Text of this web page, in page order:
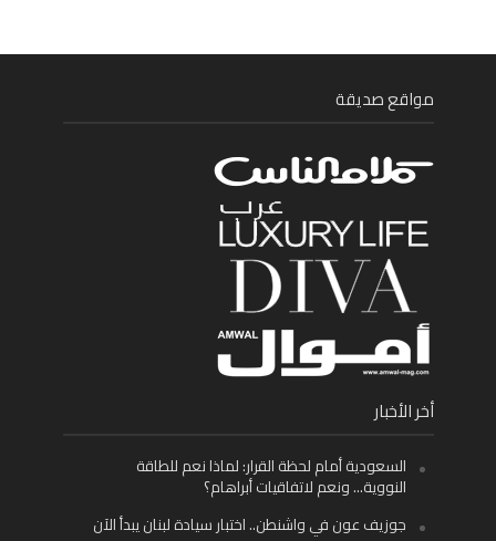
مواقع صديقة
أخر الأخبار
السعودية أمام لحظة القرار: لماذا نعم للطاقة
النووية… ونعم لاتفاقيات أبراهام؟
جوزيف عون في واشنطن.. اختبار سيادة لبنان يبدأ الآن